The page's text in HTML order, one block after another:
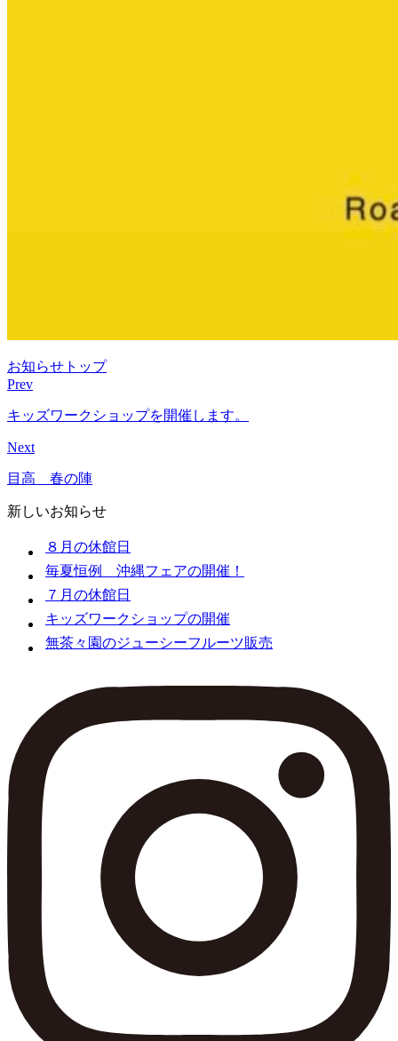
お知らせトップ
Prev
キッズワークショップを開催します。
Next
目高 春の陣
新しいお知らせ
８月の休館日
毎夏恒例 沖縄フェアの開催！
７月の休館日
キッズワークショップの開催
無茶々園のジューシーフルーツ販売